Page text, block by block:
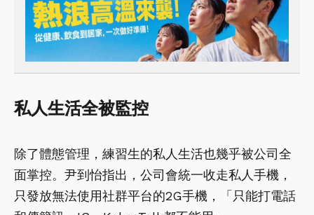
私人生活全被監控
除了體態管理，練習生的私人生活也幾乎被公司全
面掌控。尹到怡指出，公司會統一收走私人手機，
只發放無法使用社群平台的2G手機，「只能打電話